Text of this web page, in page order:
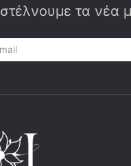
στέλνουμε τα νέα